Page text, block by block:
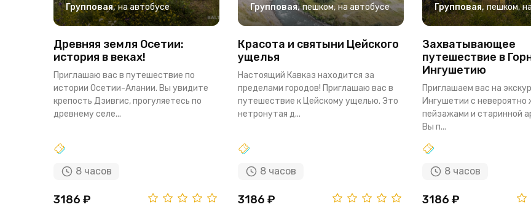
Групповая, на автобусе
Древняя земля Осетии:
история в веках!
Приглашаю вас в путешествие по
истории Осетии-Алании. Вы увидите
крепость Дзивгис, прогуляетесь по
древнему селе...
8 часов
3186 ₽
Групповая, пешком, на автобусе
Красота и святыни Цейского
ущелья
Настоящий Кавказ находится за
пределами городов! Приглашаю вас в
путешествие к Цейскому ущелью. Это
нетронутая д...
8 часов
3186 ₽
Групповая, пешком,
Захватывающее
путешествие в
Ингушетию
Приглашаем вас на
Ингушетии с
пейзажами и старинной
Вы п...
8 часов
3186 ₽